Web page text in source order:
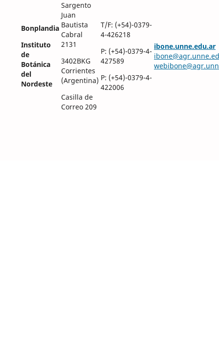
Bonplandia
Instituto
de
Botánica
del
Nordeste
Sargento
Juan
Bautista
Cabral
2131
3402BKG
Corrientes
(Argentina)
Casilla de
Correo 209
T/F: (+54)-0379-
4-426218
P: (+54)-0379-4-
427589
P: (+54)-0379-4-
422006
ibone.unne.edu.ar